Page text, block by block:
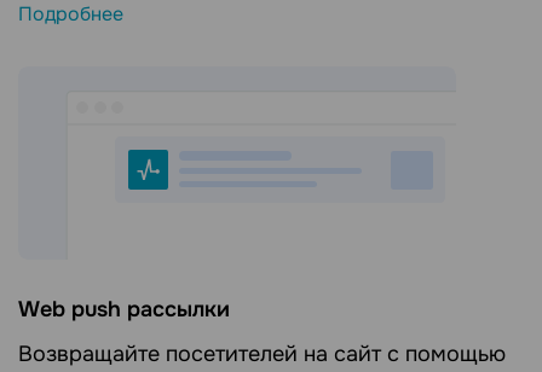
Подробнее
Web push рассылки
Возвращайте посетителей на сайт с помощью